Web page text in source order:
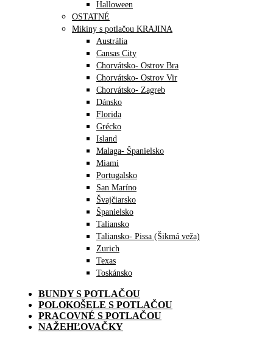
Halloween
OSTATNÉ
Mikiny s potlačou KRAJINA
Austrália
Cansas City
Chorvátsko- Ostrov Bra
Chorvátsko- Ostrov Vir
Chorvátsko- Zagreb
Dánsko
Florida
Grécko
Island
Malaga- Španielsko
Miami
Portugalsko
San Maríno
Švajčiarsko
Španielsko
Taliansko
Taliansko- Pissa (Šikmá veža)
Zurich
Texas
Toskánsko
BUNDY S POTLAČOU
POLOKOŠELE S POTLAČOU
PRACOVNÉ S POTLAČOU
NAŽEHĽOVAČKY